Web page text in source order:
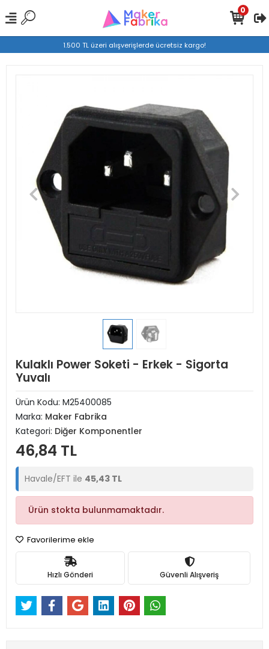
1.500 TL üzeri alışverişlerde ücretsiz kargo!
0
Kulaklı Power Soketi - Erkek - Sigorta
Yuvalı
Ürün Kodu: M25400085
Marka: Maker Fabrika
Kategori: Diğer Komponentler
46,84 TL
Havale/EFT ile 45,43 TL
Ürün stokta bulunmamaktadır.
Favorilerime ekle
Hızlı Gönderi Güvenli Alışveriş